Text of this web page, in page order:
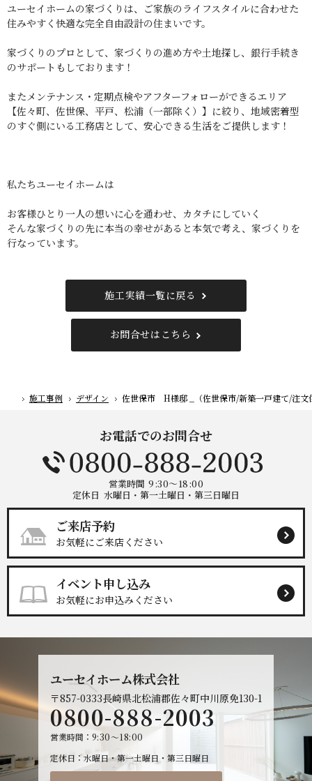
ユーセイホームの家づくりは、ご家族のライフスタイルに合わせた
住みやすく快適な完全自由設計の住まいです。
家づくりのプロとして、家づくりの進め方や土地探し、銀行手続き
のサポートもしております！
またメンテナンス・定期点検やアフターフォローができるエリア
【佐々町、佐世保、平戸、松浦（一部除く）】に絞り、地域密着型
のすぐ側にいる工務店として、安心できる生活をご提供します！
私たちユーセイホームは
お客様ひとり一人の想いに心を通わせ、カタチにしていく
そんな家づくりの先に本当の幸せがあると本気で考え、家づくりを
行なっています。
施工実績一覧に戻る
お問合せはこちら
ホーム
施工事例 デザイン 佐世保市 H様邸 _（佐世保市/新築一戸建て/注文
お電話でのお問合せ
営業時間 9:30～18:00
定休日 水曜日・第一土曜日・第三日曜日
ご来店予約
お気軽にご来店ください
イベント申し込み
お気軽にお申込みください
ユーセイホーム株式会社
〒857-0333長崎県北松浦郡佐々町中川原免130-1
0800-888-2003
営業時間
9:30～18:00
定休日
水曜日・第一土曜日・第三日曜日